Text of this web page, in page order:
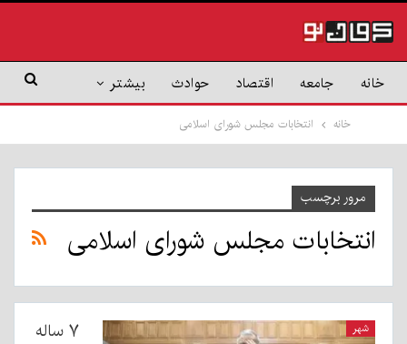
خانه جامعه اقتصاد حوادث بیشتر
خانه انتخابات مجلس شورای اسلامی
مرور برچسب
انتخابات مجلس شورای اسلامی
شهر
۷ ساله